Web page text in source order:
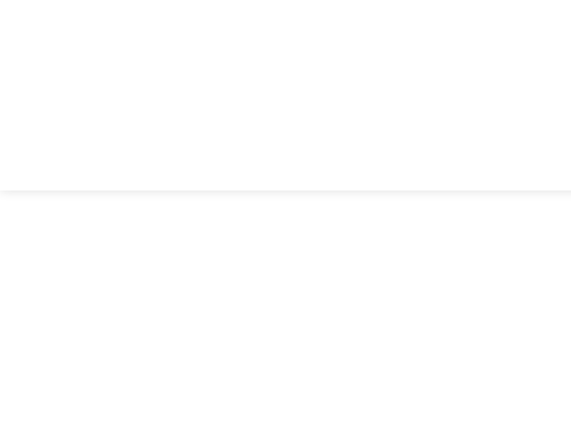
UDG Creator Akai